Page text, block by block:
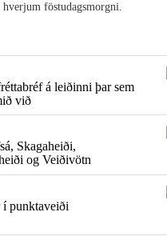
föstudagsmorgni.
á leiðinni þar sem
við
Skagaheiði,
og Veiðivötn
punktaveiði